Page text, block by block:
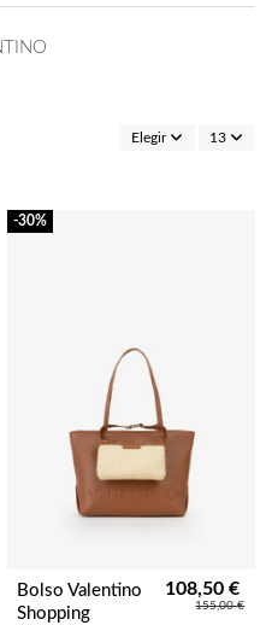
Elegir 13
-30%
Bolso Valentino
Shopping
108,50 €
155,00 €